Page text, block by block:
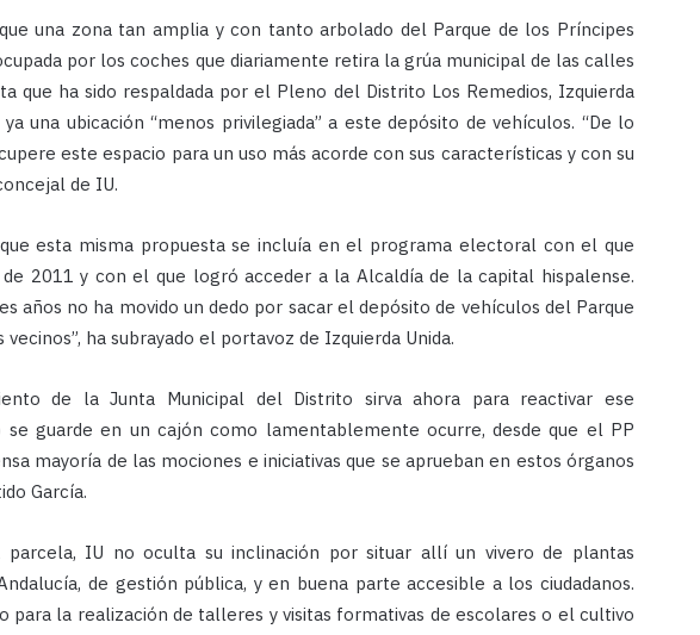
una zona tan amplia y con tanto arbolado del Parque de los Príncipes
por los coches que diariamente retira la grúa municipal de las calles
que ha sido respaldada por el Pleno del Distrito Los Remedios, Izquierda
una ubicación “menos privilegiada” a este depósito de vehículos. “De lo
este espacio para un uso más acorde con sus características y con su
de IU.
esta misma propuesta se incluía en el programa electoral con el que
2011 y con el que logró acceder a la Alcaldía de la capital hispalense.
años no ha movido un dedo por sacar el depósito de vehículos del Parque
ha subrayado el portavoz de Izquierda Unida.
de la Junta Municipal del Distrito sirva ahora para reactivar ese
guarde en un cajón como lamentablemente ocurre, desde que el PP
mayoría de las mociones e iniciativas que se aprueban en estos órganos
García.
IU no oculta su inclinación por situar allí un vivero de plantas
de gestión pública, y en buena parte accesible a los ciudadanos.
para la realización de talleres y visitas formativas de escolares o el cultivo